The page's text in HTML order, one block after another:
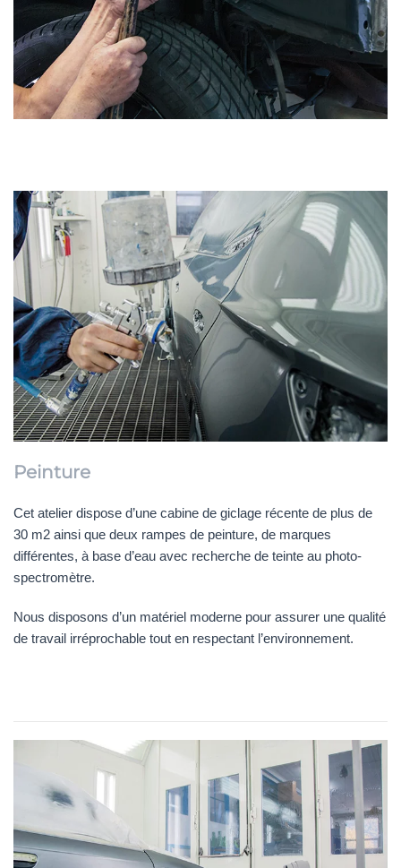
Peinture
Cet atelier dispose d’une cabine de giclage récente de plus de
30 m2 ainsi que deux rampes de peinture, de marques
différentes, à base d’eau avec recherche de teinte au photo-
spectromètre.
Nous disposons d’un matériel moderne pour assurer une qualité
de travail irréprochable tout en respectant l’environnement.